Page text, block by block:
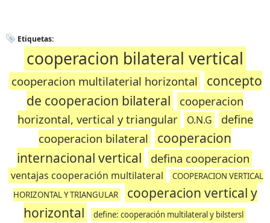
Etiquetas:
cooperacion bilateral vertical
cooperacion multilaterial horizontal
concepto
de cooperacion bilateral
cooperacion
horizontal, vertical y triangular
O.N.G
define
cooperacion bilateral
cooperacion
internacional vertical
defina cooperacion
ventajas cooperación multilateral
COOPERACION VERTICAL
HORIZONTAL Y TRIANGULAR
cooperacion vertical y
horizontal
define: cooperación multilateral y bilstersl